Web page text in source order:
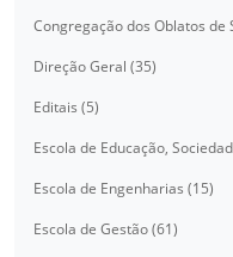
Congregação dos Oblatos de
Direção Geral (35)
Editais (5)
Escola de Educação,
Escola de Engenharias (15)
Escola de Gestão (61)